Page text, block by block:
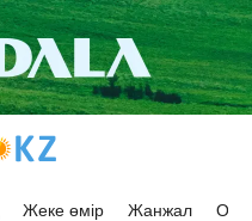
Жеке өмір Жанжал